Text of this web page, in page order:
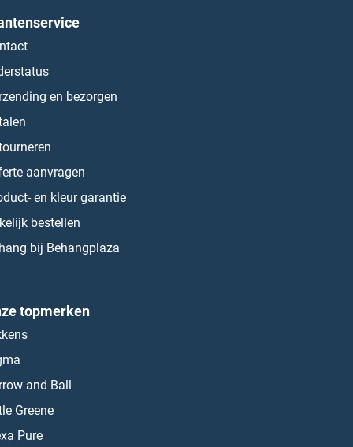
en bezorgen
aanvragen
en kleur garantie
bestellen
bij Behangplaza
topmerken
and Ball
Greene
Pure